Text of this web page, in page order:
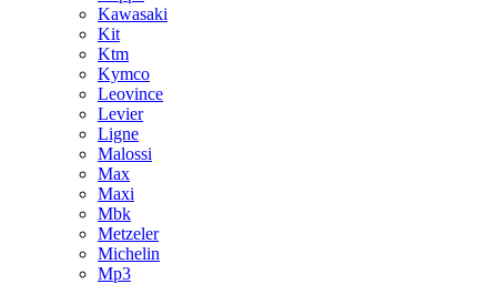
Kawasaki
Kit
Ktm
Kymco
Leovince
Levier
Ligne
Malossi
Max
Maxi
Mbk
Metzeler
Michelin
Mp3